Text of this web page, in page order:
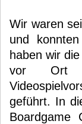
Wir waren
und
haben wir
vor Ort
geführt. In
Boardgame